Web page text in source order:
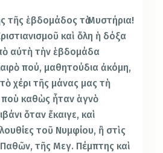
τῆς ἑβδομάδος τὰ Μυστήρια!
καὶ ὅλη ἡ δόξα
αὐτὴ τὴν ἑβδομάδα
πού, μαθητούδια ἀκόμη,
χέρι τῆς μάνας μας τὴ
ποὺ καθὼς ἦταν ἁγνὸ
ὅταν ἔκαιγε, καὶ
τοῦ Νυμφίου, ἢ στὶς
τῆς Μεγ. Πέμπτης καὶ